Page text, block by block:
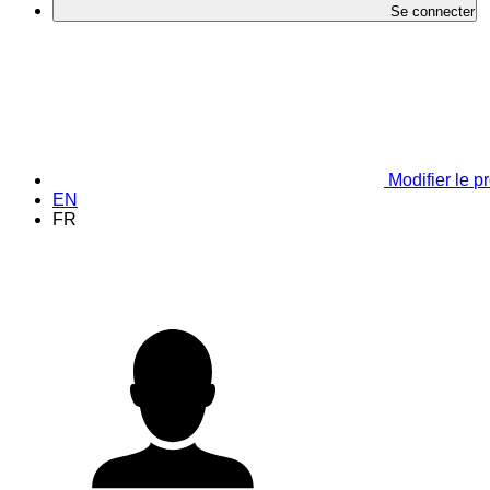
Se connecter
Modifier le
EN
FR